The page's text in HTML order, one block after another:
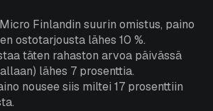
Finlandin suurin omistus, paino
ostotarjousta lähes 10 %.
täten rahaston arvoa päivässä
lähes 7 prosenttia.
nousee siis miltei 17 prosenttiin